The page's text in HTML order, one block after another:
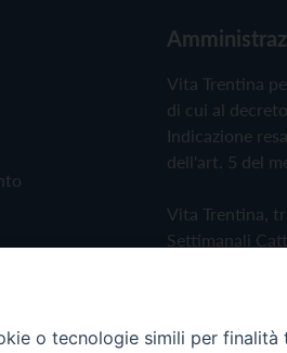
Vita Trentina
di cui al
Indicazione
dell'art. 5 del
Vita Trentina,
Settimanali
Privacy Policy
o tecnologie simili per